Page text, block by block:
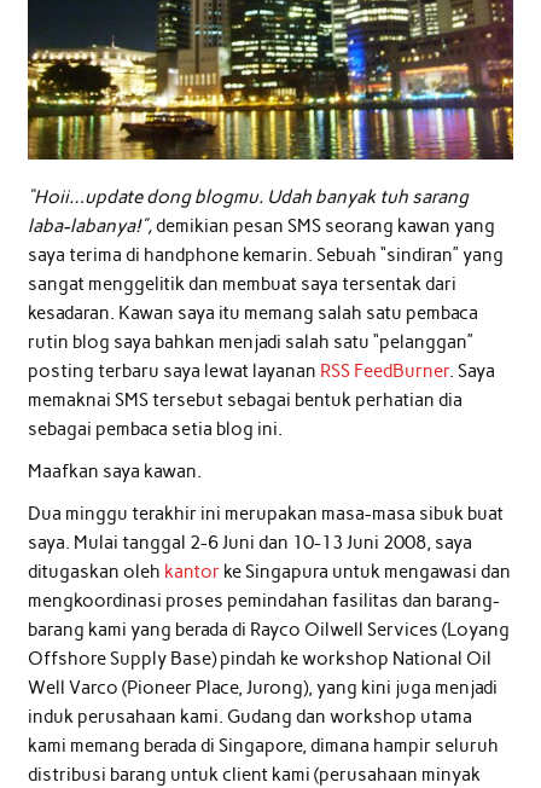
“Hoii…update dong blogmu. Udah banyak tuh sarang
laba-labanya!”,demikian pesan SMS seorang kawan yang
saya terima di handphone kemarin. Sebuah “sindiran” yang
sangat menggelitik dan membuat saya tersentak dari
kesadaran. Kawan saya itu memang salah satu pembaca
rutin blog saya bahkan menjadi salah satu “pelanggan”
posting terbaru saya lewat layanan RSS FeedBurner. Saya
memaknai SMS tersebut sebagai bentuk perhatian dia
sebagai pembaca setia blog ini.
Maafkan saya kawan.
Dua minggu terakhir ini merupakan masa-masa sibuk buat
saya. Mulai tanggal 2-6 Juni dan 10-13 Juni 2008, saya
ditugaskan oleh kantorke Singapura untuk mengawasi dan
mengkoordinasi proses pemindahan fasilitas dan barang-
barang kami yang berada di Rayco Oilwell Services (Loyang
Offshore Supply Base) pindah ke workshop National Oil
Well Varco (Pioneer Place, Jurong), yang kini juga menjadi
induk perusahaan kami. Gudang dan workshop utama
kami memang berada di Singapore, dimana hampir seluruh
distribusi barang untuk client kami (perusahaan minyak